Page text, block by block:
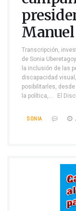
Transcripción,
de Sonia
la inclusión de las
discapacidad
posibilitarles,
la política,… El
SONIA